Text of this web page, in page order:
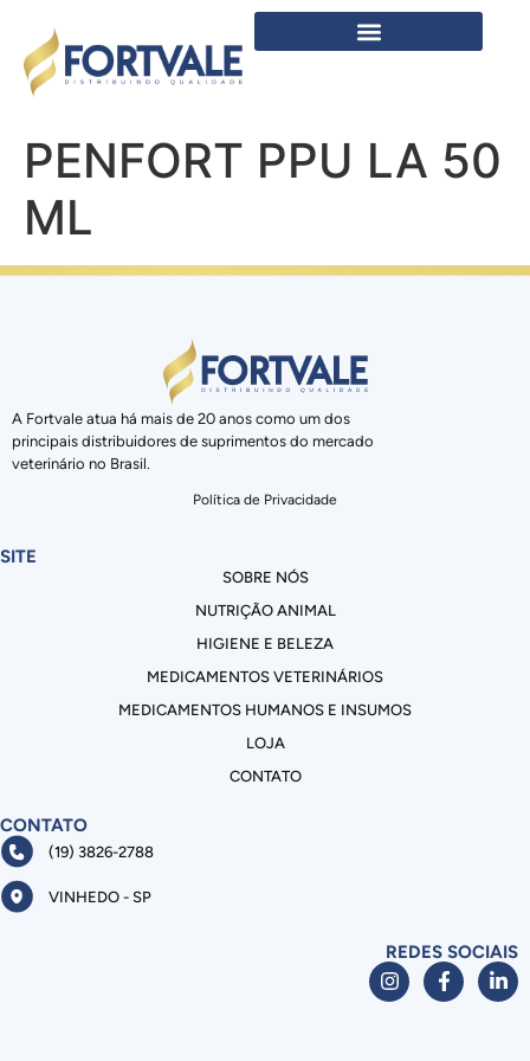
PENFORT PPU LA 50
ML
A Fortvale atua há mais de 20 anos como um dos
principais distribuidores de suprimentos do mercado
veterinário no Brasil.
Política de Privacidade
SITE
SOBRE NÓS
NUTRIÇÃO ANIMAL
HIGIENE E BELEZA
MEDICAMENTOS VETERINÁRIOS
MEDICAMENTOS HUMANOS E INSUMOS
LOJA
CONTATO
CONTATO
(19) 3826-2788
VINHEDO - SP
REDES SOCIAIS